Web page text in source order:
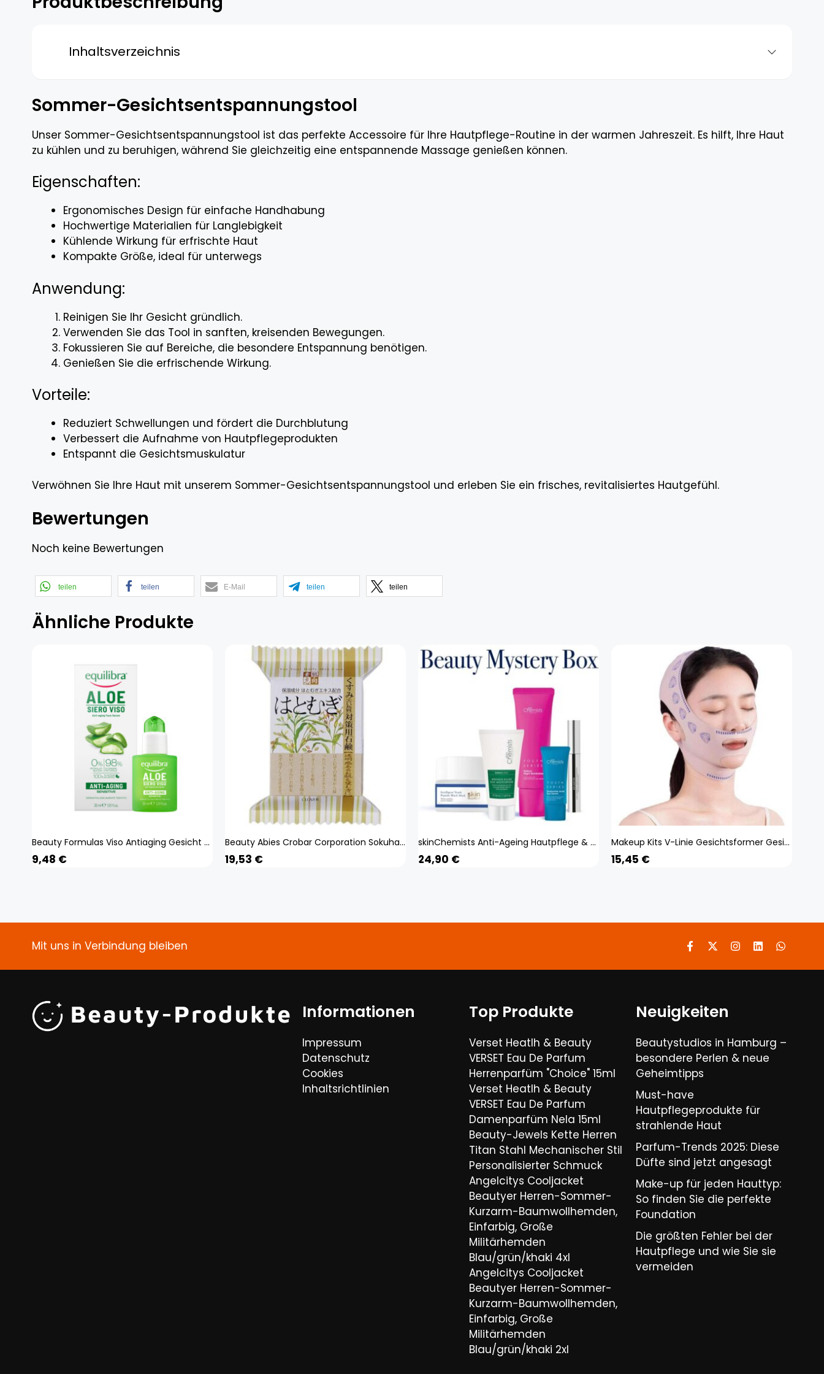
Inhaltsverzeichnis
Sommer-Gesichtsentspannungstool
Unser Sommer-Gesichtsentspannungstool ist das perfekte Accessoire für Ihre Hautpflege-Routine in der warmen Jahreszeit. Es hilft, Ihre Haut
zu kühlen und zu beruhigen, während Sie gleichzeitig eine entspannende Massage genießen können.
Eigenschaften:
Ergonomisches Design für einfache Handhabung
Hochwertige Materialien für Langlebigkeit
Kühlende Wirkung für erfrischte Haut
Kompakte Größe, ideal für unterwegs
Anwendung:
Reinigen Sie Ihr Gesicht gründlich.
Verwenden Sie das Tool in sanften, kreisenden Bewegungen.
Fokussieren Sie auf Bereiche, die besondere Entspannung benötigen.
Genießen Sie die erfrischende Wirkung.
Vorteile:
Reduziert Schwellungen und fördert die Durchblutung
Verbessert die Aufnahme von Hautpflegeprodukten
Entspannt die Gesichtsmuskulatur
Verwöhnen Sie Ihre Haut mit unserem Sommer-Gesichtsentspannungstool und erleben Sie ein frisches, revitalisiertes Hautgefühl.
Bewertungen
Noch keine Bewertungen
teilen teilen E-Mail teilen teilen
Ähnliche Produkte
Beauty Formulas Viso Antiaging Gesicht Hautpflege Siero Hautpflegecreme Feuchtigkeitsspendend EQ339
9,48 €
Beauty Abies Crobar Corporation Sokuhada Orientierter Hato-mugi CSN-25HA 120G Andere (Schlösser, Zungenreiniger usw. prüfen.) Gesichtspflege Zur täglichen Hautpflege. Andere (prüfen
19,53 €
skinChemists Anti-Ageing Hautpflege & Beauty Mystery Box Einheitsgröße
24,90 €
Makeup Kits V-Linie Gesichtsformer Gesichtsabnehmverband Gesichtsmassagegurt Kinn-Wangen-Lift-Up-Gürtel Lifting-Maske Beauty-Tools Frauen Hautpflege
15,45 €
Mit uns in Verbindung bleiben
Informationen
Impressum
Datenschutz
Cookies
Inhaltsrichtlinien
Top Produkte
Verset Heatlh & Beauty
VERSET Eau De Parfum
Herrenparfüm "Choice" 15ml
Verset Heatlh & Beauty
VERSET Eau De Parfum
Damenparfüm Nela 15ml
Beauty-Jewels Kette Herren
Titan Stahl Mechanischer Stil
Personalisierter Schmuck
Angelcitys Cooljacket
Beautyer Herren-Sommer-
Kurzarm-Baumwollhemden,
Einfarbig, Große
Militärhemden
Blau/grün/khaki 4xl
Angelcitys Cooljacket
Beautyer Herren-Sommer-
Kurzarm-Baumwollhemden,
Einfarbig, Große
Militärhemden
Blau/grün/khaki 2xl
Neuigkeiten
Beautystudios in Hamburg –
besondere Perlen & neue
Geheimtipps
Must-have
Hautpflegeprodukte für
strahlende Haut
Parfum-Trends 2025: Diese
Düfte sind jetzt angesagt
Make-up für jeden Hauttyp:
So finden Sie die perfekte
Foundation
Die größten Fehler bei der
Hautpflege und wie Sie sie
vermeiden